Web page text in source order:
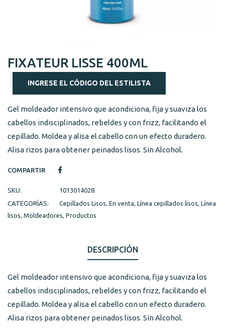
FIXATEUR LISSE 400ML
INGRESE EL CÓDIGO DEL ESTILISTA
Gel moldeador intensivo que acondiciona, fija y suaviza los
cabellos indisciplinados, rebeldes y con frizz, facilitando el
cepillado. Moldea y alisa el cabello con un efecto duradero.
Alisa rizos para obtener peinados lisos. Sin Alcohol.
COMPARTIR
SKU:
1013014028
CATEGORÍAS:
Cepillados Lisos, En venta, Línea cepillados lisos, Línea
lisos, Moldeadores, Productos
DESCRIPCIÓN
Gel moldeador intensivo que acondiciona, fija y suaviza los
cabellos indisciplinados, rebeldes y con frizz, facilitando el
cepillado. Moldea y alisa el cabello con un efecto duradero.
Alisa rizos para obtener peinados lisos. Sin Alcohol.